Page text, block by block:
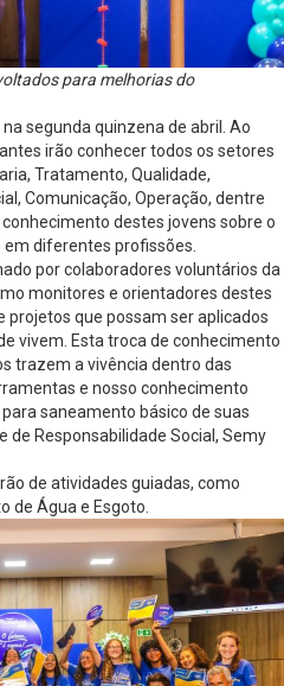
para melhorias do
segunda quinzena de abril. Ao
irão conhecer todos os setores
Tratamento, Qualidade,
Comunicação, Operação, dentre
destes jovens sobre o
diferentes profissões.
por colaboradores voluntários da
monitores e orientadores destes
projetos que possam ser aplicados
vivem. Esta troca de conhecimento
trazem a vivência dentro das
e nosso conhecimento
saneamento básico de suas
de Responsabilidade Social, Semy
de atividades guiadas, como
de Água e Esgoto.